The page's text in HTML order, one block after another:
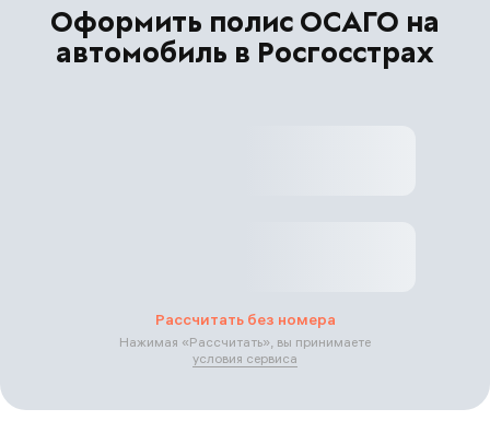
Оформить полис ОСАГО на
автомобиль в Росгосстрах
Рассчитать без номера
Нажимая «Рассчитать», вы принимаете
условия сервиса